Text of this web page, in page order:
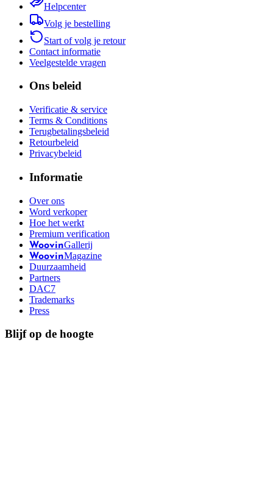
Helpcenter
Volg je bestelling
Start of volg je retour
Contact informatie
Veelgestelde vragen
Ons beleid
Verificatie & service
Terms & Conditions
Terugbetalingsbeleid
Retourbeleid
Privacybeleid
Informatie
Over ons
Word verkoper
Hoe het werkt
Premium verification
WoovinGallerij
WoovinMagazine
Duurzaamheid
Partners
DAC7
Trademarks
Press
Blijf op de hoogte